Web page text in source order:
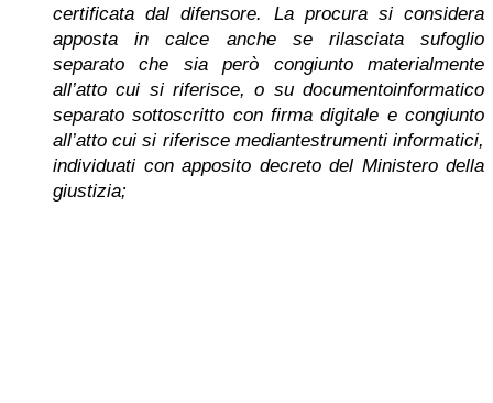
certificata dal difensore. La procura si considera
apposta in calce anche se rilasciata sufoglio
separato che sia però congiunto materialmente
all’atto cui si riferisce, o su documentoinformatico
separato sottoscritto con firma digitale e congiunto
all’atto cui si riferisce mediantestrumenti informatici,
individuati con apposito decreto del Ministero della
giustizia;